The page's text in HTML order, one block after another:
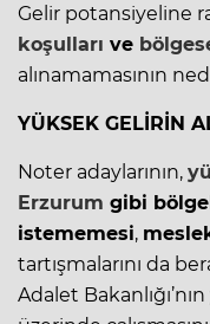
Gelir potansiyeline
koşulları ve
alınamamasının
YÜKSEK GELİRİN
Noter adaylarının,
Erzurum gibi
istememesi,
tartışmalarını da
Adalet Bakanlığı’nın